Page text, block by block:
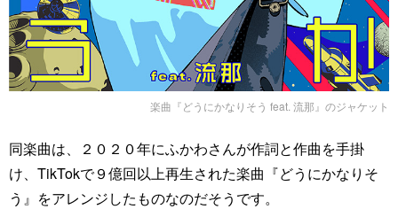
楽曲『どうにかなりそう feat. 流那』のジャケット
同楽曲は、２０２０年にふかわさんが作詞と作曲を手掛
け、TikTokで９億回以上再生された楽曲『どうにかなりそ
う』をアレンジしたものなのだそうです。